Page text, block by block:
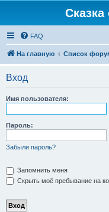
FAQ
На главную Список
Вход
Имя пользователя:
Пароль:
Забыли пароль?
Запомнить меня
Скрыть моё пребывание на